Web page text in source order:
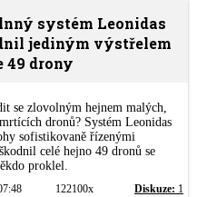
systém Leonidas
jediným výstřelem
49 drony
se zlovolným hejnem malých,
dronů? Systém Leonidas
sofistikovaně řízenými
celé hejno 49 dronů se
proklel.
122100x Diskuze: 1